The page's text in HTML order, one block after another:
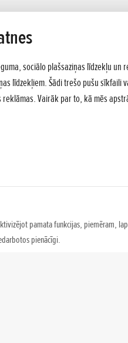
sociālo plašsaziņas līdzekļu
līdzekļiem. Šādi trešo pušu sīkfaili
Vairāk par to, kā mēs
pamata funkcijas, piemēram,
pienācīgi.